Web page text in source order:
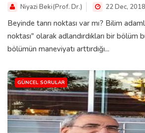
Niyazi Beki(Prof. Dr.) 22 Dec, 2018
Beyinde tanrı noktası var mı? Bilim
noktası" olarak adlandırdıkları bir bölüm
bölümün maneviyatı arttırdığı...
GÜNCEL SORULAR